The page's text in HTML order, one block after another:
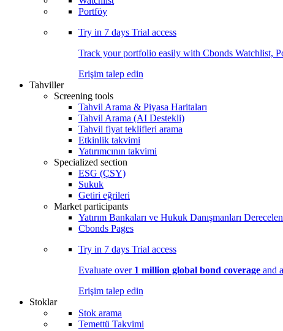
Portföy
Try in 7 days Trial access
Track your portfolio easily with Cbonds Watchlist,
Erişim talep edin
Tahviller
Screening tools
Tahvil Arama & Piyasa Haritaları
Tahvil Arama (AI Destekli)
Tahvil fiyat teklifleri arama
Etkinlik takvimi
Yatırımcının takvimi
Specialized section
ESG (ÇSY)
Sukuk
Getiri eğrileri
Market participants
Yatırım Bankaları ve Hukuk Danışmanları
Cbonds Pages
Try in 7 days Trial access
Evaluate over 1 million global bond coverage and
Erişim talep edin
Stoklar
Stok arama
Temettü Takvimi